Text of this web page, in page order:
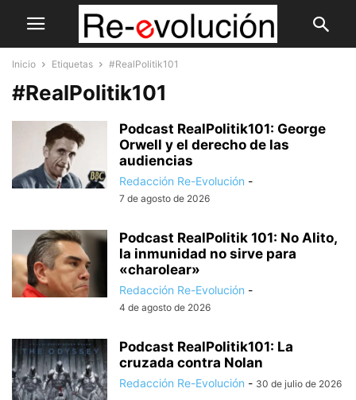
Inicio Etiquetas #RealPolitik101
#RealPolitik101
Podcast RealPolitik101: George
Orwell y el derecho de las
audiencias
Redacción Re-Evolución -
7 de agosto de 2026
Podcast RealPolitik 101: No Alito,
la inmunidad no sirve para
«charolear»
Redacción Re-Evolución -
4 de agosto de 2026
Podcast RealPolitik101: La
cruzada contra Nolan
Redacción Re-Evolución - 30 de julio de 2026